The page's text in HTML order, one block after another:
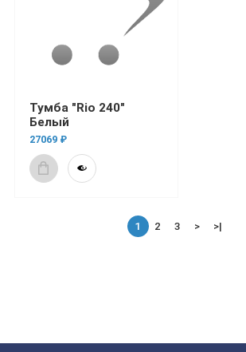
Тумба "Rio 240"
Белый
27069 ₽
1 2 3 > >|